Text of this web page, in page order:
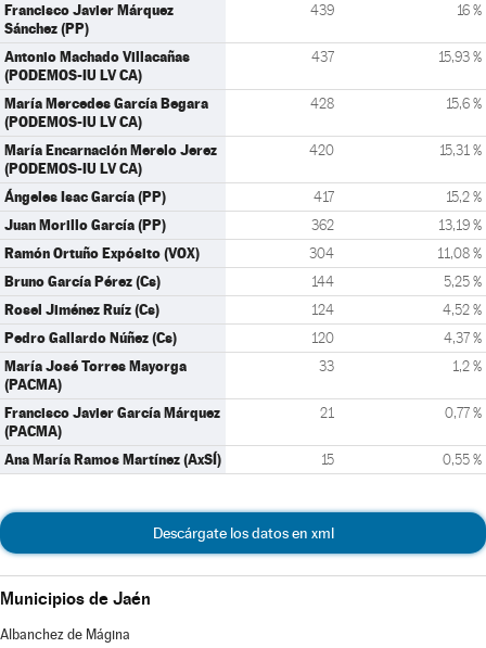
Francisco Javier Márquez
Sánchez (PP)
439 16 %
Antonio Machado Villacañas
(PODEMOS-IU LV CA)
437 15,93 %
María Mercedes García Begara
(PODEMOS-IU LV CA)
428 15,6 %
María Encarnación Merelo Jerez
(PODEMOS-IU LV CA)
420 15,31 %
Ángeles Isac García (PP) 417 15,2 %
Juan Morillo García (PP) 362 13,19 %
Ramón Ortuño Expósito (VOX) 304 11,08 %
Bruno García Pérez (Cs) 144 5,25 %
Rosel Jiménez Ruíz (Cs) 124 4,52 %
Pedro Gallardo Núñez (Cs) 120 4,37 %
María José Torres Mayorga
(PACMA)
33 1,2 %
Francisco Javier García Márquez
(PACMA)
21 0,77 %
Ana María Ramos Martínez (AxSÍ) 15 0,55 %
Descárgate los datos en xml
Municipios de Jaén
Albanchez de Mágina